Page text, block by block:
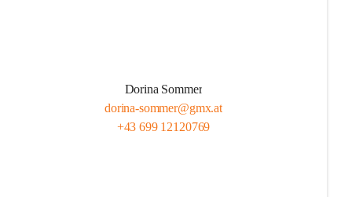
Dorina Sommer
dorina-sommer@gmx.at
+43 699 12120769